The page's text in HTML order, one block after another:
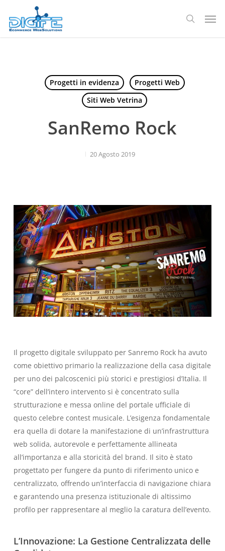
contenuto
ricerca
Progetti in evidenza
Progetti Web
Siti Web Vetrina
SanRemo Rock
20 Agosto 2019
Il progetto digitale sviluppato per Sanremo Rock ha avuto
come obiettivo primario la realizzazione della casa digitale
per uno dei palcoscenici più storici e prestigiosi d’Italia. Il
“core” dell’intero intervento si è concentrato sulla
strutturazione e messa online del portale ufficiale di
questo celebre contest musicale. L’esigenza fondamentale
era quella di dotare la manifestazione di un’infrastruttura
web solida, autorevole e perfettamente allineata
all’importanza e alla storicità del brand. Il sito è stato
progettato per fungere da punto di riferimento unico e
centralizzato, offrendo un’interfaccia di navigazione chiara
e garantendo una presenza istituzionale di altissimo
profilo per rappresentare al meglio la caratura dell’evento.
L’Innovazione: La Gestione Centralizzata delle